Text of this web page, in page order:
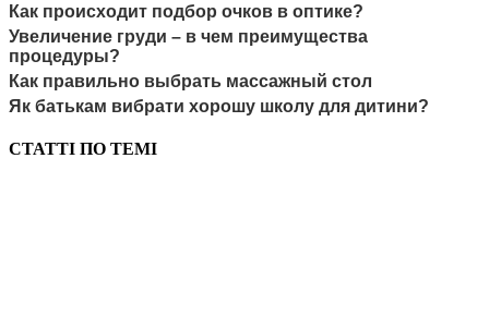
Как происходит подбор очков в оптике?
Увеличение груди – в чем преимущества
процедуры?
Как правильно выбрать массажный стол
Як батькам вибрати хорошу школу для дитини?
СТАТТІ ПО ТЕМІ